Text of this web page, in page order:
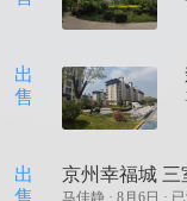
出
售
出
售
京州幸福城 三
马佳静 ·8月6日 ·